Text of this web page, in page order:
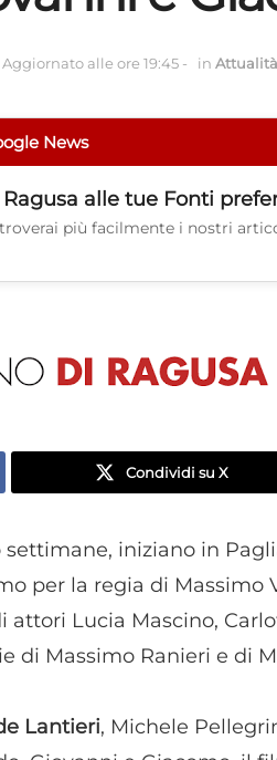
Aggiornato alle ore 19:45 - in Attualità
News
alle tue Fonti
più facilmente i nostri
Condividi su X
settimane, iniziano in
per la regia di Massimo
attori Lucia Mascino,
di Massimo Ranieri e di
Lantieri, Michele